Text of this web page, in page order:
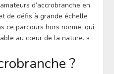
d’accrobranche en
de défis à grande échelle
ce parcours hors norme, qui
au cœur de la nature. »
?